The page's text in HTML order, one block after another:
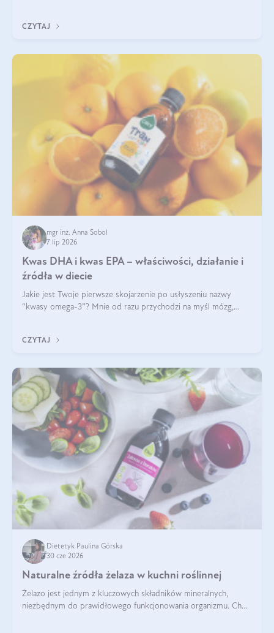
CZYTAJ
mgr inż. Anna Sobol
7 lip 2026
Kwas DHA i kwas EPA – właściwości, działanie i
źródła w diecie
Jakie jest Twoje pierwsze skojarzenie po usłyszeniu nazwy
“kwasy omega-3”? Mnie od razu przychodzi na myśl mózg,
EPA.
CZYTAJ
Dietetyk Paulina Górska
30 cze 2026
Naturalne źródła żelaza w kuchni roślinnej
Żelazo jest jednym z kluczowych składników mineralnych,
niezbędnym do prawidłowego funkcjonowania organizmu. Choć